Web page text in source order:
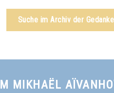
Suche im Archiv der
MIKHAËL